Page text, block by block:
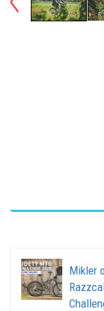
Mikler